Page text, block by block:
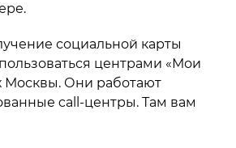
социальной карты
центрами «Мои
Москвы. Они работают
call-центры. Там вам